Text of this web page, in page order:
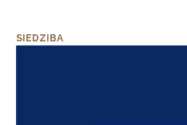
SIEDZIBA